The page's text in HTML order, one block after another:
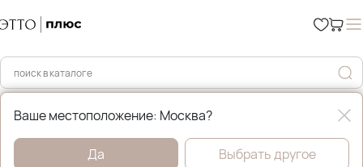
Главная Футболки, майки и топы
Ваше местоположение: Москва?
Да Выбрать другое